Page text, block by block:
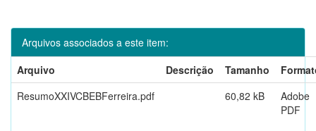
Arquivos associados a este item:
Arquivo
Descrição Tamanho
ResumoXXIVCBEBFerreira.pdf
60,82 kB
Adobe
PDF